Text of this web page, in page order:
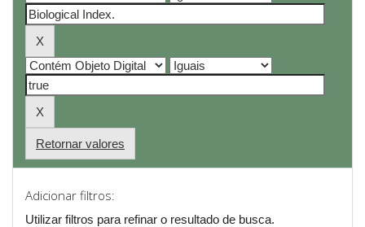
Retornar valores
Adicionar filtros:
Utilizar filtros para refinar o resultado de busca.